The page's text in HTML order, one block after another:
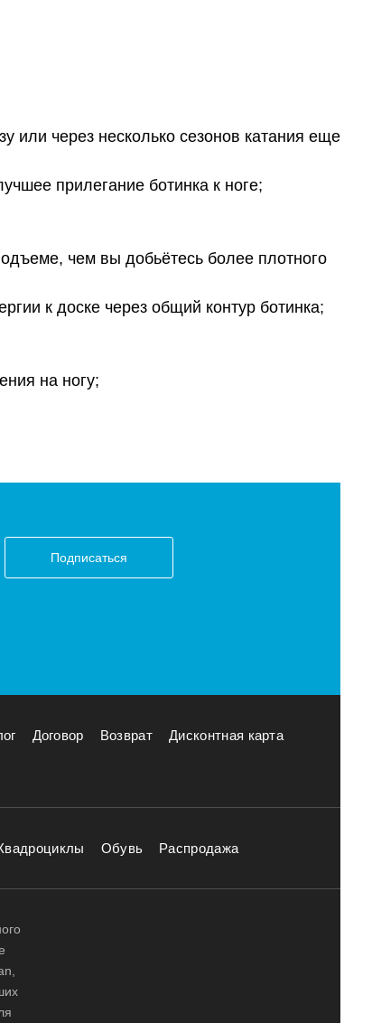
или через несколько сезонов катания еще
прилегание ботинка к ноге;
чем вы добьётесь более плотного
к доске через общий контур ботинка;
на ногу;
Подписаться
Договор Возврат Дисконтная карта
Обувь Распродажа